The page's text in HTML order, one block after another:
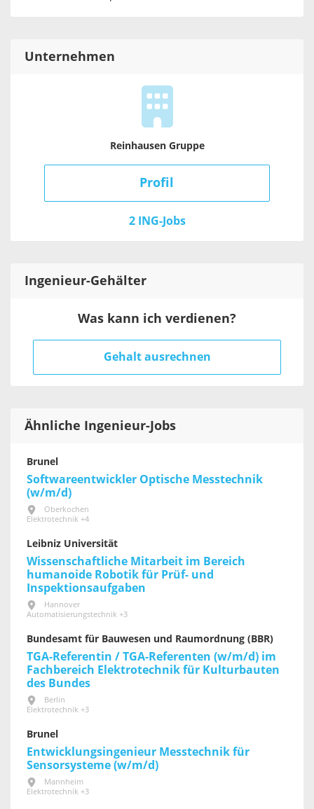
Unternehmen
Reinhausen Gruppe
Profil
2 ING-Jobs
Ingenieur-Gehälter
Was kann ich verdienen?
Gehalt ausrechnen
Ähnliche Ingenieur-Jobs
Brunel
Softwareentwickler Optische Messtechnik
(w/m/d)
Oberkochen
Elektrotechnik +4
Leibniz Universität
Wissenschaftliche Mitarbeit im Bereich
humanoide Robotik für Prüf- und
Inspektionsaufgaben
Hannover
Automatisierungstechnik +3
Bundesamt für Bauwesen und Raumordnung (BBR)
TGA-Referentin / TGA-Referenten (w/m/d) im
Fachbereich Elektrotechnik für Kultur­bauten
des Bundes
Berlin
Elektrotechnik +3
Brunel
Entwicklungsingenieur Messtechnik für
Sensorsysteme (w/m/d)
Mannheim
Elektrotechnik +3